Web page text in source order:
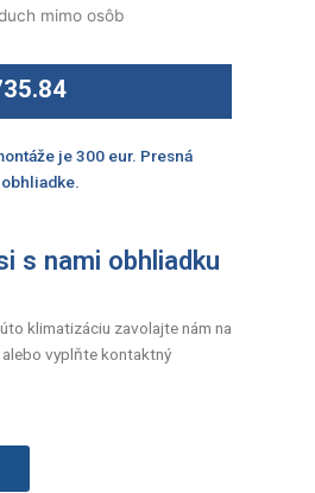
mimo osôb
price
is:
€735.84.
je 300 eur. Presná
s nami obhliadku
klimatizáciu zavolajte nám na
vyplňte kontaktný